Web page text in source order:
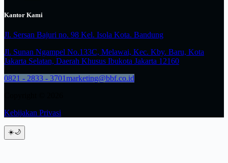
Kantor Kami
Jl. Sersan Bajuri no. 98 Kel. Isola Kota. Bandung
Jl. Sunan Ngampel No.133C, Melawai, Kec. Kby. Baru, Kota
Jakarta Selatan, Daerah Khusus Ibukota Jakarta 12160
0821 - 2833 - 3701marketing@bbf.co.id
Kebijakan Privasi
☀️🌙